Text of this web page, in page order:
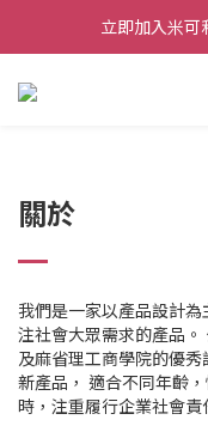
立即加入米可
關於
我們是一家以產品設計
注社會大眾需求的產品
及麻省理工商學院的優
新產品， 適合不同年齡
時，注重履行企業社會責